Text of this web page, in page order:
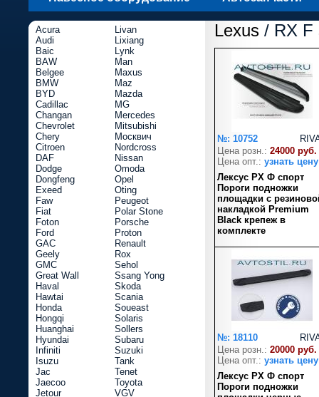
Lexus / RX F
№: 10752
Цена розн.: 24000 руб.
Цена опт.: узнать цену
Лексус РХ Ф спорт
Пороги подножки
площадки с
накладкой Premium
Black крепеж в
комплекте
№: 18110
Цена розн.: 20000 руб.
Цена опт.: узнать цену
Лексус РХ Ф спорт
Пороги подножки
Acura
Audi
Baic
BAW
Belgee
BMW
BYD
Cadillac
Changan
Chevrolet
Chery
Citroen
DAF
Dodge
Dongfeng
Exeed
Faw
Fiat
Foton
Ford
GAC
Geely
GMC
Great Wall
Haval
Hawtai
Honda
Hongqi
Huanghai
Hyundai
Infiniti
Isuzu
Jac
Jaecoo
Jetour
Livan
Lixiang
Lynk
Man
Maxus
Maz
Mazda
MG
Mercedes
Mitsubishi
Москвич
Nordcross
Nissan
Omoda
Opel
Oting
Peugeot
Polar Stone
Porsche
Proton
Renault
Rox
Sehol
Ssang Yong
Skoda
Scania
Soueast
Solaris
Sollers
Subaru
Suzuki
Tank
Tenet
Toyota
VGV